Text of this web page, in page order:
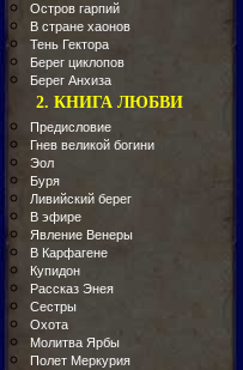
Остров гарпий
В стране хаонов
Тень Гектора
Берег циклопов
Берег Анхиза
2. КНИГА ЛЮБВИ
Предисловие
Гнев великой богини
Эол
Буря
Ливийский берег
В эфире
Явление Венеры
В Карфагене
Купидон
Рассказ Энея
Сестры
Охота
Молитва Ярбы
Полет Меркурия